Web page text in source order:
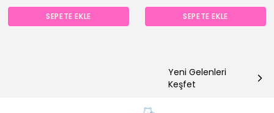
SEPETE EKLE SEPETE EKLE
Yeni Gelenleri
Keşfet